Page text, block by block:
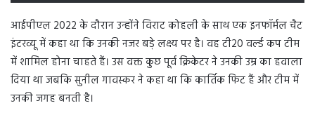
आईपीएल 2022 के दौरान उन्होंने विराट कोहली के साथ एक इनफॉर्मल चैट
इंटरव्यू में कहा था कि उनकी नजर बड़े लक्ष्य पर है। वह टी20 वर्ल्ड कप टीम
में शामिल होना चाहते हैं। उस वक्त कुछ पूर्व क्रिकेटर ने उनकी उम्र का हवाला
दिया था जबकि सुनील गावस्कर ने कहा था कि कार्तिक फिट हैं और टीम में
उनकी जगह बनती है।